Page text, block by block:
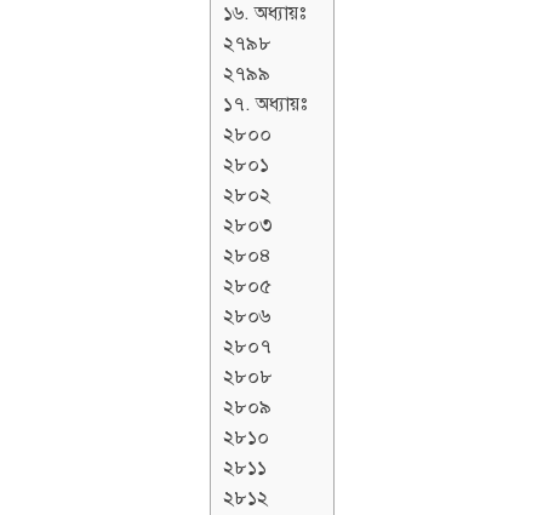
১৬. অধ্যায়ঃ
২৭৯৮
২৭৯৯
১৭. অধ্যায়ঃ
২৮০০
২৮০১
২৮০২
২৮০৩
২৮০৪
২৮০৫
২৮০৬
২৮০৭
২৮০৮
২৮০৯
২৮১০
২৮১১
২৮১২